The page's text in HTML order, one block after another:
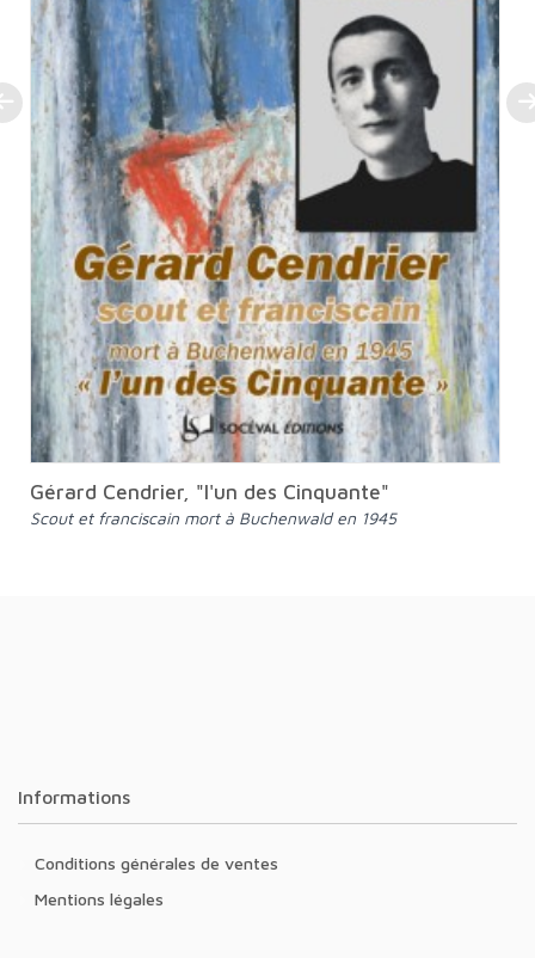
Gérard Cendrier, "l'un des Cinquante"
Scout et franciscain mort à Buchenwald en 1945
Informations
Conditions générales de ventes
Mentions légales